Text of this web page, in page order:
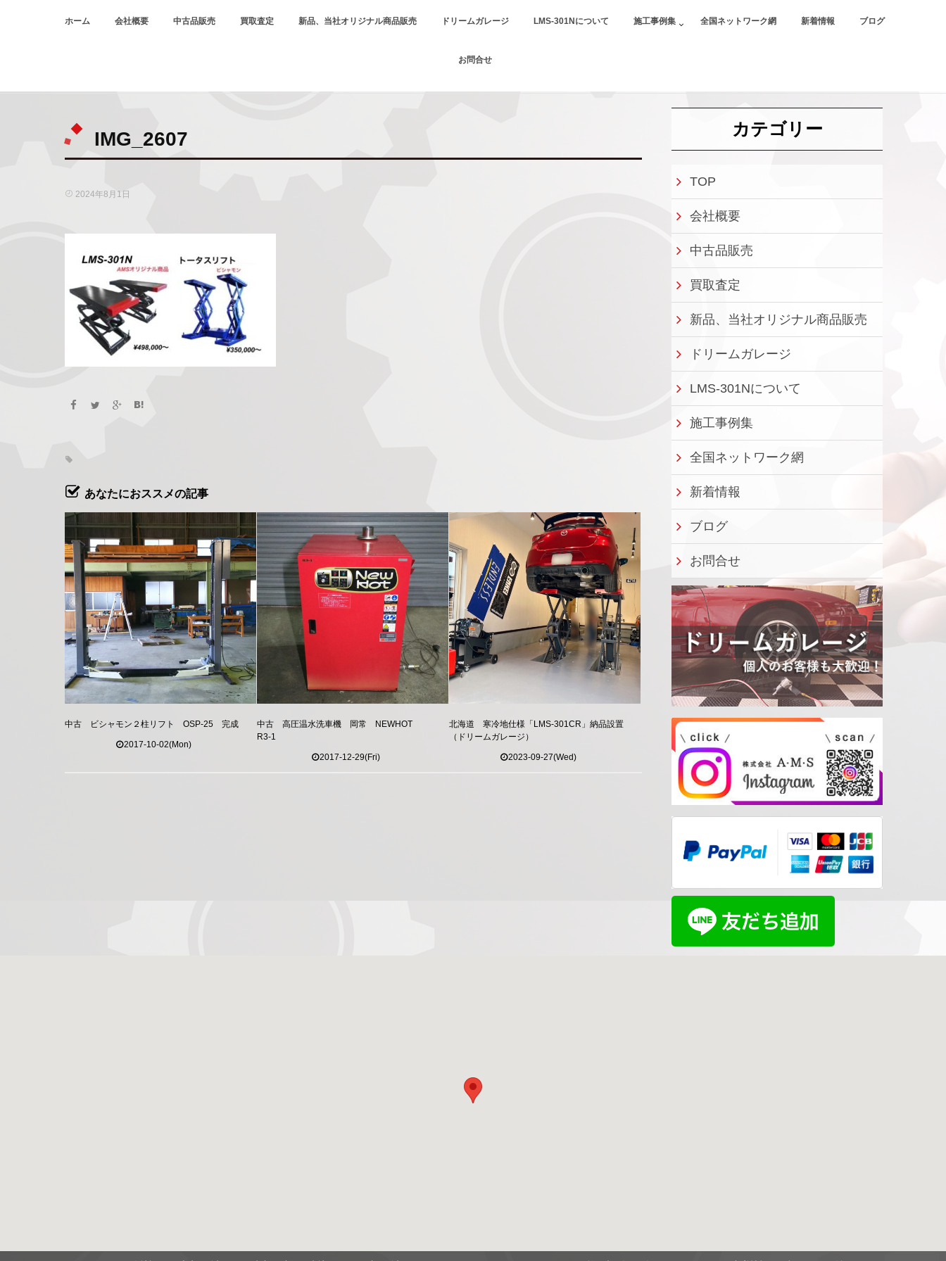
ホーム 会社概要 中古品販売 買取査定 新品、当社オリジナル商品販売 ドリームガレージ LMS-301Nについて 施工事例集 全国ネットワーク網 新着情報 ブログ
お問合せ
IMG_2607
2024年8月1日
あなたにおススメの記事
中古 ビシャモン２柱リフト OSP-25 完成
2017-10-02(Mon)
中古 高圧温水洗車機 岡常 NEWHOT
R3-1
2017-12-29(Fri)
北海道 寒冷地仕様「LMS-301CR」納品設置
（ドリームガレージ）
2023-09-27(Wed)
カテゴリー
TOP
会社概要
中古品販売
買取査定
新品、当社オリジナル商品販売
ドリームガレージ
LMS-301Nについて
施工事例集
全国ネットワーク網
新着情報
ブログ
お問合せ